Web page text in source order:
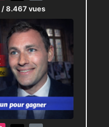
/ 8.467 vues